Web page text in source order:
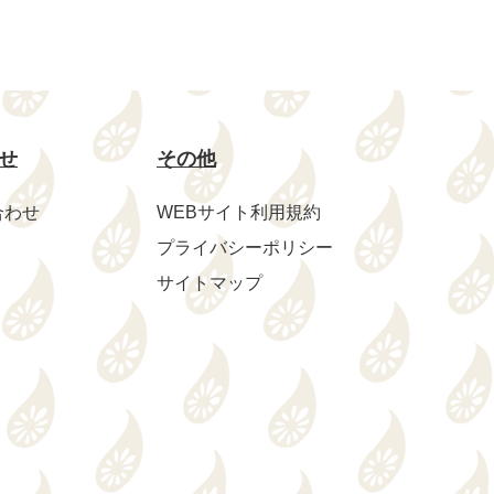
わせ
その他
WEBサイト利用規約
プライバシーポリシー
サイトマップ